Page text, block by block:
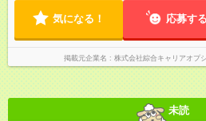
気になる！ 応募する
掲載元企業名 株式会社綜合キャリアオプ
未読